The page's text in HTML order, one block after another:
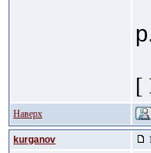
[
Наверх
kurganov